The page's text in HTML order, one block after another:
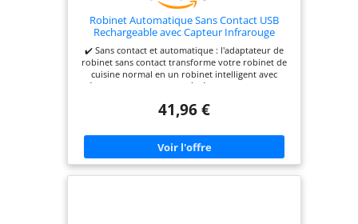
Robinet Automatique Sans Contact USB
Rechargeable avec Capteur Infrarouge
✔️ Sans contact et automatique : l'adaptateur de
robinet sans contact transforme votre robinet de
cuisine normal en un robinet intelligent avec
détecteur de mouvement à réglage automatique.
pas besoin de toucher le robinet et d'éviter la
d'économie d'eau : adoptant le design
d'accélérateur de débit intégré, il peut répondre
rapidement à l'eau de l'interrupteur, économiser
du temps de consommation d'eau, et mieux
41,96 €